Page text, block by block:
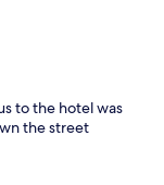
to the hotel was
the street